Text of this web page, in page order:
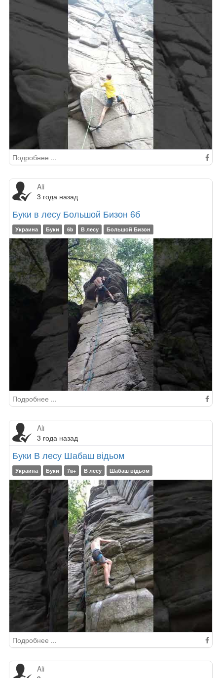
Подробнее ...
Ali
3 года назад
Буки в лесу Большой Бизон 6б
Украина Буки 6b В лесу Большой Бизон
Подробнее ...
Ali
3 года назад
Буки В лесу Шабаш відьом
Украина Буки 7a+ В лесу Шабаш відьом
Подробнее ...
Ali